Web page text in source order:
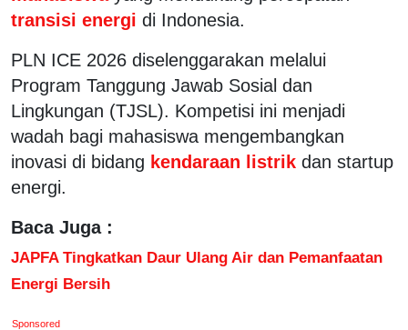
transisi energi di Indonesia.
PLN ICE 2026 diselenggarakan melalui
Program Tanggung Jawab Sosial dan
Lingkungan (TJSL). Kompetisi ini menjadi
wadah bagi mahasiswa mengembangkan
inovasi di bidang kendaraan listrik dan startup
energi.
Baca Juga :
JAPFA Tingkatkan Daur Ulang Air dan Pemanfaatan
Energi Bersih
Sponsored